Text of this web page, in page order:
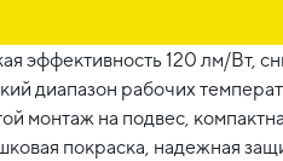
эффективность 120 лм/Вт,
диапазон рабочих
монтаж на подвес,
покраска, надежная